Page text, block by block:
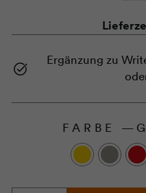
Ergänzung zu
FARBE —